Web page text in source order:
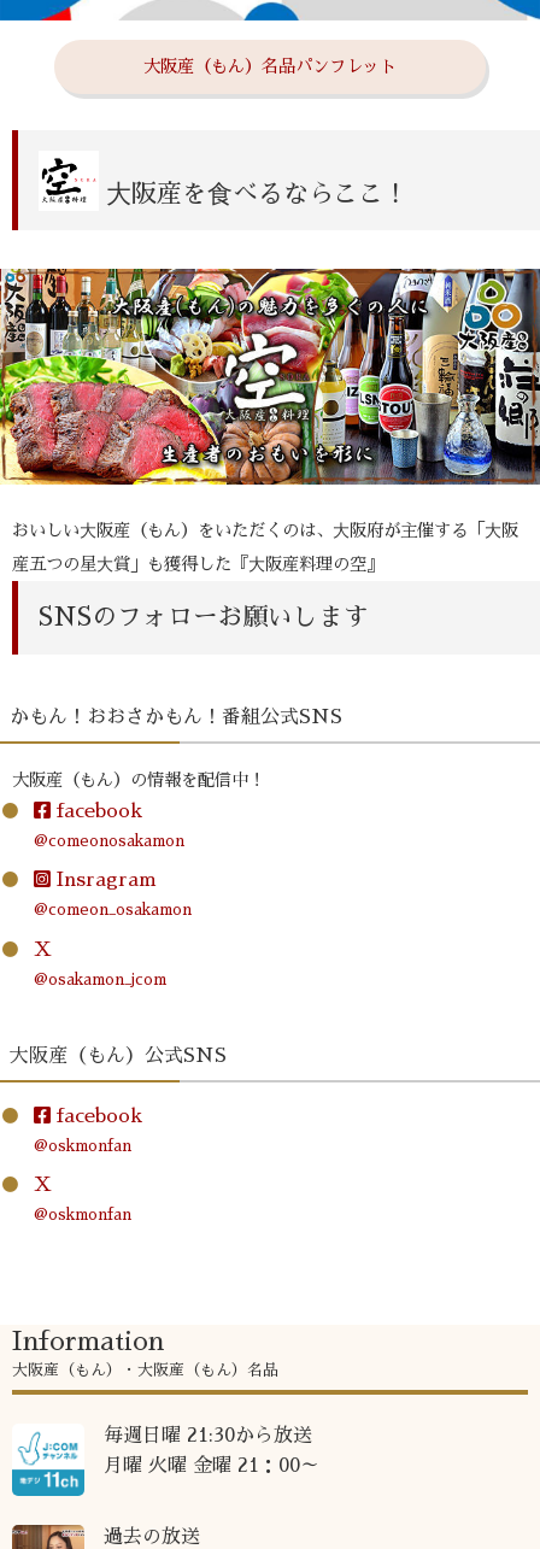
大阪産（もん）名品パンフレット
⼤阪産を⾷べるならここ！
おいしい⼤阪産（もん）をいただくのは、⼤阪府が主催する「⼤阪
産五つの星⼤賞」も獲得した『⼤阪産料理の空』
SNSのフォローお願いします
かもん！おおさかもん！番組公式SNS
大阪産（もん）の情報を配信中！
facebook
@comeonosakamon
Insragram
@comeon_osakamon
X
@osakamon_jcom
大阪産（もん）公式SNS
facebook
@oskmonfan
X
@oskmonfan
Information
大阪産（もん）・大阪産（もん）名品
毎週日曜 21:30から放送
月曜 火曜 金曜 21：00～
過去の放送